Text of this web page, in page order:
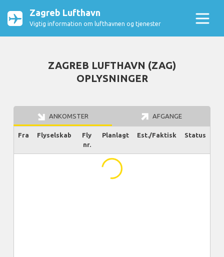
Zagreb Lufthavn
Vigtig information om lufthavnen og tjenester
ZAGREB LUFTHAVN (ZAG)
OPLYSNINGER
ANKOMSTER AFGANGE
Fra Flyselskab
Fly
nr.
Planlagt Est./Faktisk Status
...